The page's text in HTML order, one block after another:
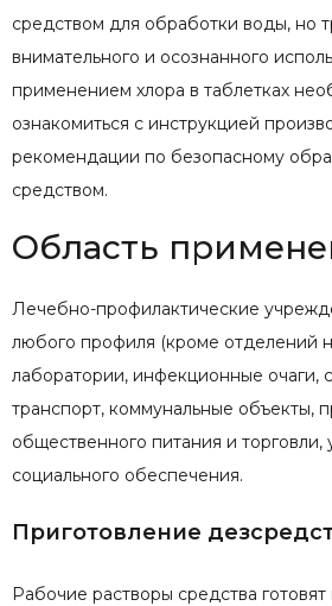
средством для обработки воды, но
внимательного и осознанного
применением хлора в таблетках
ознакомиться с инструкцией
рекомендации по безопасному
средством.
Область
Лечебно-профилактические
любого профиля (кроме отделений
лаборатории, инфекционные очаги,
транспорт, коммунальные объекты,
общественного питания и
социального обеспечения.
Приготовление
Рабочие растворы средства